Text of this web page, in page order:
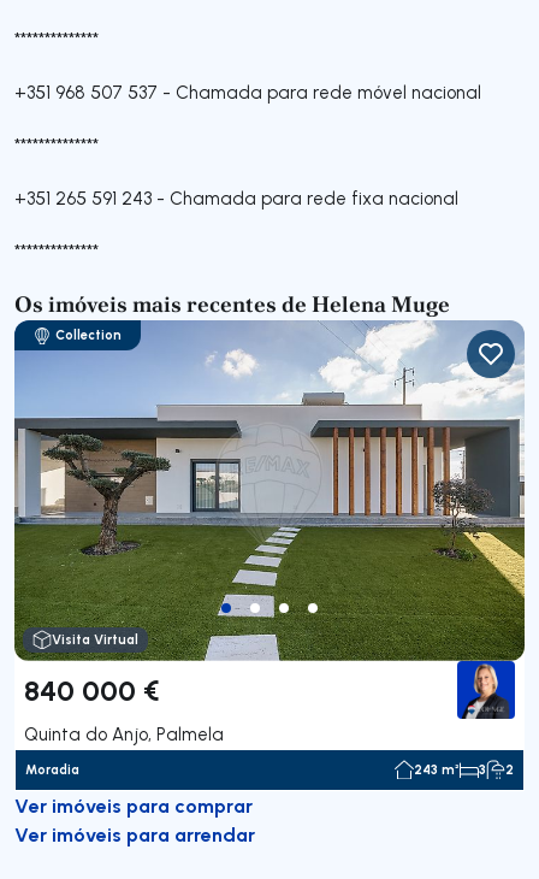
**************
+351 968 507 537 - Chamada para rede móvel nacional
**************
+351 265 591 243 - Chamada para rede fixa nacional
**************
Os imóveis mais recentes de Helena Muge
Collection
Visita Virtual
840 000 €
Quinta do Anjo, Palmela
Moradia 243 m² 3 2
Ver imóveis para comprar
Ver imóveis para arrendar